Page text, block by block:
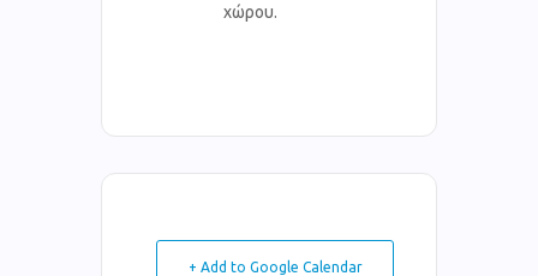
χώρου.
+ Add to Google Calendar